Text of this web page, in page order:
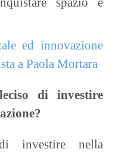
di investire
investire nella